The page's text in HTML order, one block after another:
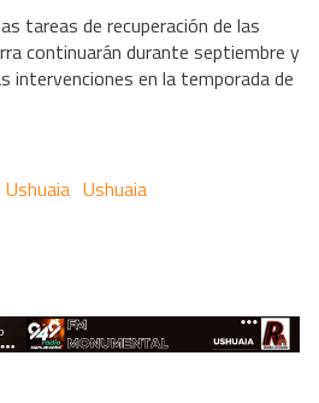
tareas de recuperación de las
continuarán durante septiembre y
intervenciones en la temporada de
Ushuaia Ushuaia